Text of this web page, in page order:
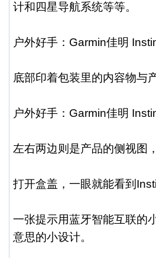
计和四星导航系统等等。
户外好手：Garmin佳明
底部印着包装里的内容物与
户外好手：Garmin佳明
左右两边则是产品的侧视图
打开盒盖，一眼就能看到
一张提示用蓝牙智能互联的
意思的小设计。